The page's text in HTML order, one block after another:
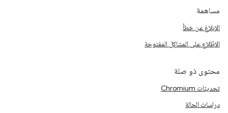
مساهمة
الإبلاغ عن خطأ
الاطّلاع على المشاكل المفتوحة
محتوى ذو صلة
تحديثات Chromium
دراسات الحالة